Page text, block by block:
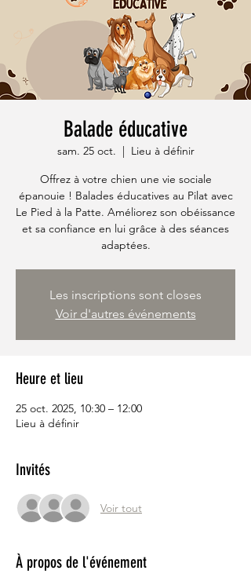
Balade éducative
sam. 25 oct.
  |
Lieu à définir
Offrez à votre chien une vie sociale
épanouie ! Balades éducatives au Pilat avec
Le Pied à la Patte. Améliorez son obéissance
et sa confiance en lui grâce à des séances
adaptées.
Les inscriptions sont closes
Voir d'autres événements
Heure et lieu
25 oct. 2025, 10:30 – 12:00
Lieu à définir
Invités
Voir tout
À propos de l'événement